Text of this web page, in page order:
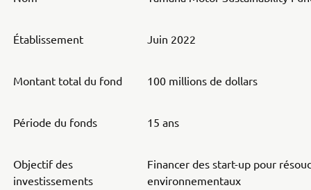
Établissement Juin 2022
Montant total du fond 100 millions de dollars
Période du fonds 15 ans
Objectif des
investissements
Financer des start-up pour
environnementaux